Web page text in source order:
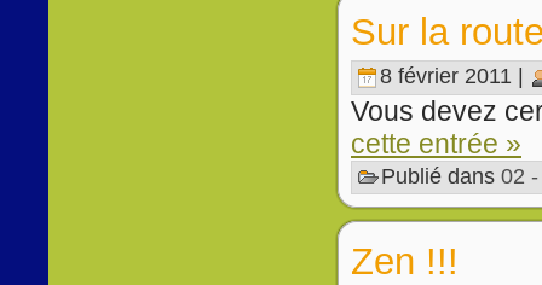
Sur la
8 février 2011 |
Vous devez
cette entrée »
Publié dans 02
Zen !!!